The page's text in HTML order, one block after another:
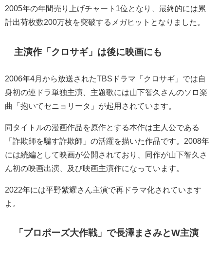
2005年の年間売り上げチャート1位となり、最終的には累
計出荷枚数200万枚を突破するメガヒットとなりました。
主演作「クロサギ」は後に映画にも
2006年4月から放送されたTBSドラマ「クロサギ」では自
身初の連ドラ単独主演、主題歌には山下智久さんのソロ楽
曲「抱いてセニョリータ」が起用されています。
同タイトルの漫画作品を原作とする本作は主人公である
「詐欺師を騙す詐欺師」の活躍を描いた作品です。2008年
には続編として映画が公開されており、同作が山下智久さ
ん初の映画出演、及び映画主演作になっています。
2022年には平野紫耀さん主演で再ドラマ化されています
よ。
「プロポーズ大作戦」で長澤まさみとW主演